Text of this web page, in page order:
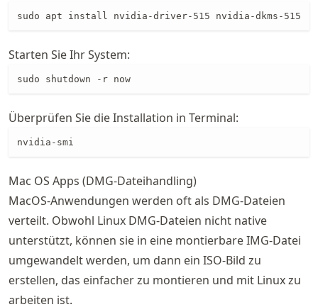
sudo apt install nvidia-driver-515 nvidia-dkms-515
Starten Sie Ihr System:
sudo shutdown -r now
Überprüfen Sie die Installation in Terminal:
nvidia-smi
Mac OS Apps (DMG-Dateihandling)
MacOS-Anwendungen werden oft als DMG-Dateien
verteilt. Obwohl Linux DMG-Dateien nicht native
unterstützt, können sie in eine montierbare IMG-Datei
umgewandelt werden, um dann ein ISO-Bild zu
erstellen, das einfacher zu montieren und mit Linux zu
arbeiten ist.